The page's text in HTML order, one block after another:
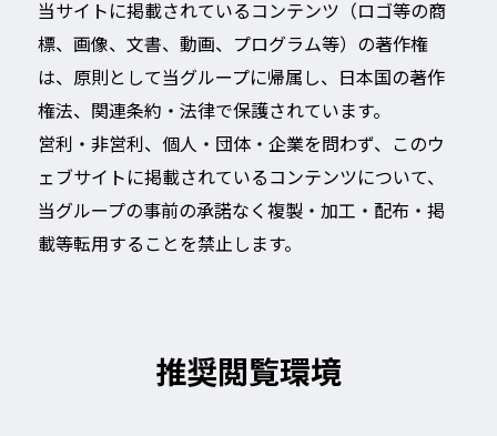
当サイトに掲載されているコンテンツ（ロゴ等の商
標、画像、文書、動画、プログラム等）の著作権
は、原則として当グループに帰属し、日本国の著作
権法、関連条約・法律で保護されています。
営利・非営利、個人・団体・企業を問わず、このウ
ェブサイトに掲載されているコンテンツについて、
当グループの事前の承諾なく複製・加工・配布・掲
載等転用することを禁止します。
推奨閲覧環境